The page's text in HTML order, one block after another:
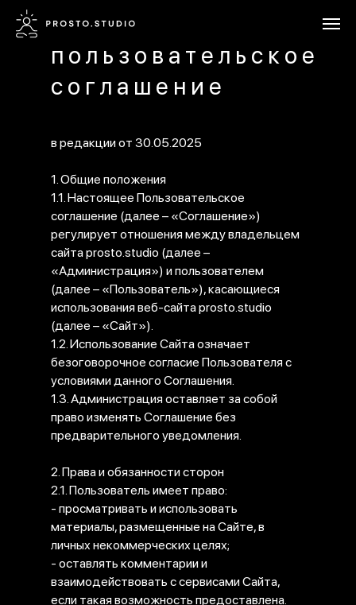
пользовательское
соглашение
в редакции от 30.05.2025
1. Общие положения
1.1. Настоящее Пользовательское
соглашение (далее – «Соглашение»)
регулирует отношения между владельцем
сайта prosto.studio (далее –
«Администрация») и пользователем
(далее – «Пользователь»), касающиеся
использования веб-сайта prosto.studio
(далее – «Сайт»).
1.2. Использование Сайта означает
безоговорочное согласие Пользователя с
условиями данного Соглашения.
1.3. Администрация оставляет за собой
право изменять Соглашение без
предварительного уведомления.
2. Права и обязанности сторон
2.1. Пользователь имеет право:
- просматривать и использовать
материалы, размещенные на Сайте, в
личных некоммерческих целях;
- оставлять комментарии и
взаимодействовать с сервисами Сайта,
если такая возможность предоставлена.